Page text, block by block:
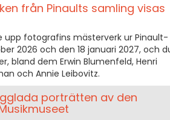
från Pinaults samling visas
upp fotografins mästerverk ur Pinault-
2026 och den 18 januari 2027, och
bland dem Erwin Blumenfeld, Henri
och Annie Leibovitz.
porträtten av den